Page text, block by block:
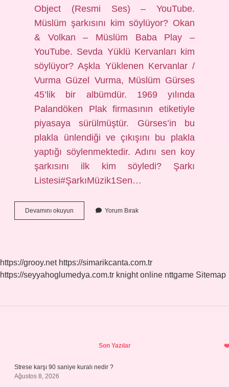
Object (Resmi Ses) – YouTube.
Müslüm şarkısını kim söylüyor? Okan
& Volkan – Müslüm Baba Play –
YouTube. Sevda Yüklü Kervanları kim
söylüyor? Aşkla Yüklenen Kervanlar /
Vurma Güzel Vurma, Müslüm Gürses
45’lik bir albümdür. 1969 yılında
Palandöken Plak firmasının etiketiyle
piyasaya sürülmüştür. Gürses’in bu
plakla ünlendiği ve çıkışını bu plakla
yaptığı söylenmektedir. Adını sen koy
şarkısını ilk kim söyledi? Şarkı
Listesi#ŞarkıMüzik1Sen…
Devamını okuyun
Gürses
Yorum Bırak
https://grooy.net https://simarikcanta.com.tr
https://seyyahoglumedya.com.tr knight online nttgame Sitemap
Son Yazılar
Strese karşı 90 saniye kuralı nedir ?
Ağustos 8, 2026